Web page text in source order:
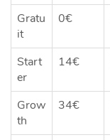
Gratu
it
0€
Start
er
14€
Grow
th
34€